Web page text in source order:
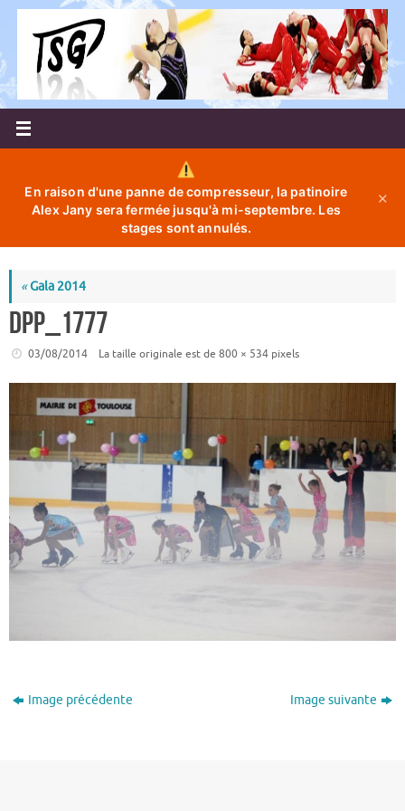
Passer
contenu
En raison d'une panne de compresseur, la patinoire
Alex Jany sera fermée jusqu'à mi-septembre. Les
stages sont annulés.
✕
«Gala 2014
DPP_1777
03/08/2014 La taille originale est de 800 × 534pixels
Image précédente Image suivante